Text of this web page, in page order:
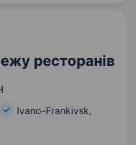
ресторанів
Ivano-Frankivsk,